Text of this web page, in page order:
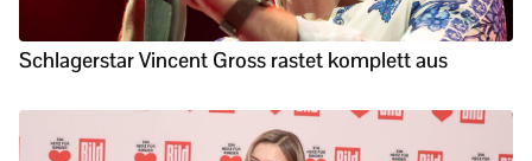
Schlagerstar Vincent Gross rastet komplett aus